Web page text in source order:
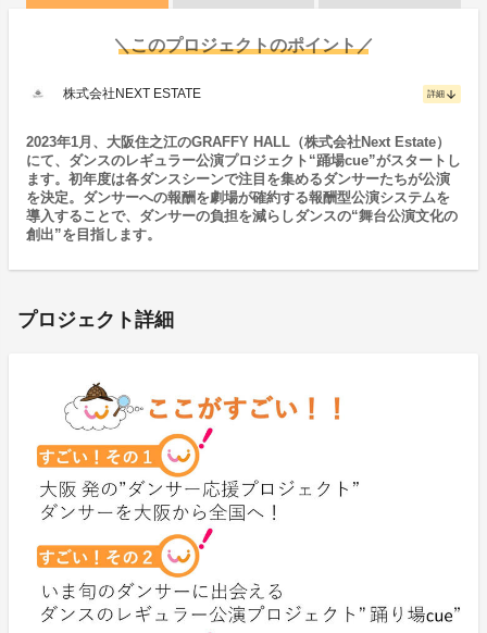
＼このプロジェクトのポイント／
株式会社NEXT ESTATE 詳細 arrow_downward
2023年1月、大阪住之江のGRAFFY HALL（株式会社Next Estate）
にて、ダンスのレギュラー公演プロジェクト“踊場cue”がスタートし
ます。初年度は各ダンスシーンで注目を集めるダンサーたちが公演
を決定。ダンサーへの報酬を劇場が確約する報酬型公演システムを
導入することで、ダンサーの負担を減らしダンスの“舞台公演文化の
創出”を目指します。
プロジェクト詳細